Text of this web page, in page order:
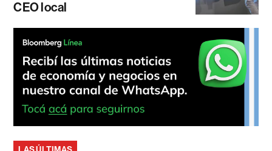
CEO local